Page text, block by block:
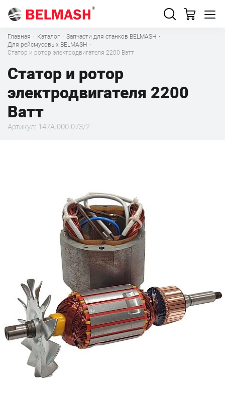
Главная · Каталог · Запчасти для станков BELMASH ·
Для рейсмусовых BELMASH ·
Статор и ротор электродвигателя 2200 Ватт
Статор и ротор
электродвигателя 2200
Ватт
Артикул: 147A.000.073/2